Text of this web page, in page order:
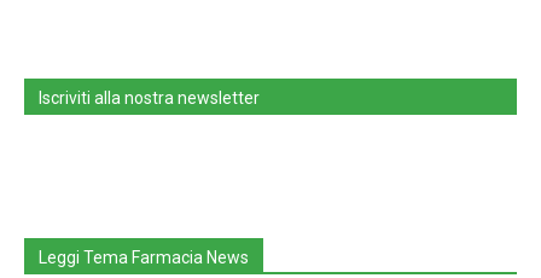
Iscriviti alla nostra newsletter
Leggi Tema Farmacia News